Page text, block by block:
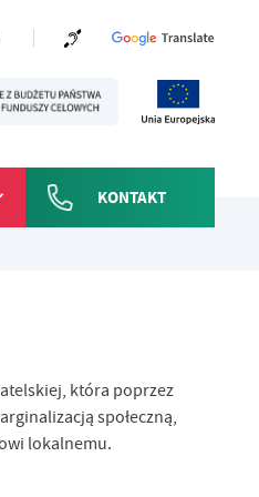
KONTAKT
która poprzez
społeczną,
lokalnemu.